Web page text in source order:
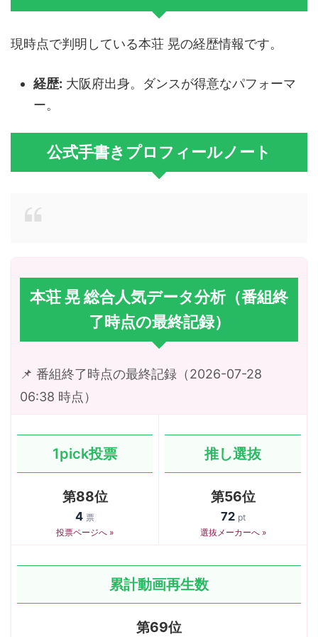
現時点で判明している本荘 晃の経歴情報です。
経歴: 大阪府出身。ダンスが得意なパフォーマ
ー。
公式手書きプロフィールノート
本荘 晃 総合人気データ分析（番組終
了時点の最終記録）
📌 番組終了時点の最終記録（2026-07-28
06:38 時点）
1pick投票
第88位
4 票
投票ページへ »
推し選抜
第56位
72 pt
選抜メーカーへ »
累計動画再生数
第69位